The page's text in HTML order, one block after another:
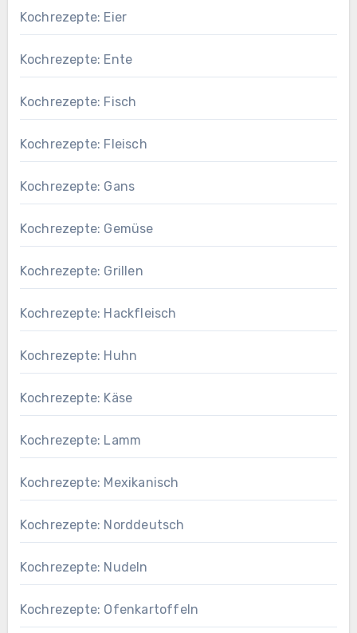
Kochrezepte: Eier
Kochrezepte: Ente
Kochrezepte: Fisch
Kochrezepte: Fleisch
Kochrezepte: Gans
Kochrezepte: Gemüse
Kochrezepte: Grillen
Kochrezepte: Hackfleisch
Kochrezepte: Huhn
Kochrezepte: Käse
Kochrezepte: Lamm
Kochrezepte: Mexikanisch
Kochrezepte: Norddeutsch
Kochrezepte: Nudeln
Kochrezepte: Ofenkartoffeln